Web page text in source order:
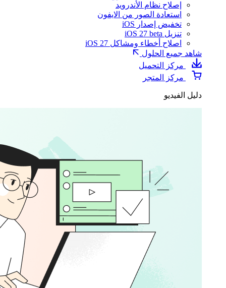
إصلاح نظام الأندرويد
استعادة الصور من الايفون
تخفيض إصدار iOS
تنزيل iOS 27 beta
اصلاح أخطاء ومشاكل iOS 27
شاهد جميع الحلول
مركز التحميل
مركز المتجر
دليل الفيديو